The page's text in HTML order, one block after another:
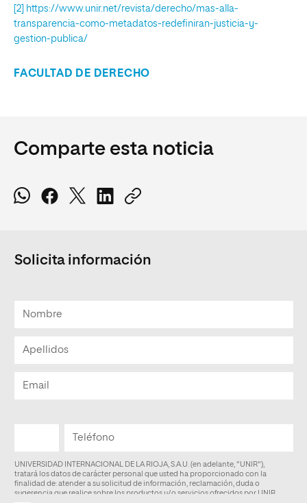
[2] https://www.unir.net/revista/derecho/mas-alla-
transparencia-como-metadatos-redefiniran-justicia-y-
gestion-publica/
FACULTAD DE DERECHO
Comparte esta noticia
Solicita información